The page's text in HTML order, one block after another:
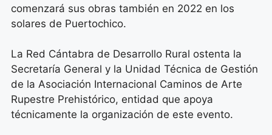
comenzará sus obras también en 2022 en los
solares de Puertochico.
La Red Cántabra de Desarrollo Rural ostenta la
Secretaría General y la Unidad Técnica de Gestión
de la Asociación Internacional Caminos de Arte
Rupestre Prehistórico, entidad que apoya
técnicamente la organización de este evento.